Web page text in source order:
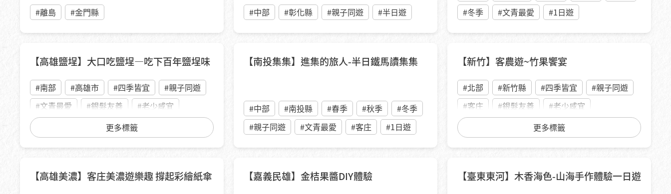
#離島 #金門縣 #中部 #彰化縣 #親子同遊 #半日遊
#冬季
#文青最愛 #1日遊
【高雄鹽埕】大口吃鹽埕—吃下百年鹽埕味
#南部 #高雄市 #四季皆宜
#親子同遊
#文青最愛
#銀髮友善
#老少咸宜
#吃貨最愛 #半日遊
更多標籤
【南投集集】進集的旅人-半日鐵馬讀集集
#中部 #南投縣 #春季 #秋季
#冬季
#親子同遊
#文青最愛 #客庄 #1日遊
【新竹】客農遊~竹果饗宴
#北部 #新竹縣 #四季皆宜
#親子同遊
#客庄
#銀髮友善
#老少咸宜
#DIY 手作
#心靈療癒
更多標籤
【高雄美濃】客庄美濃遊樂趣 撐起彩繪紙傘 【嘉義民雄】金桔果醬DIY體驗 【臺東東河】木香海色-山海手作體驗一日遊